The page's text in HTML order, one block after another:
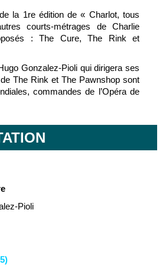
la 1re édition de « Charlot, tous
courts-métrages de Charlie
: The Cure, The Rink et
Gonzalez-Pioli qui dirigera ses
The Rink et The Pawnshop sont
commandes de l’Opéra de
Pioli